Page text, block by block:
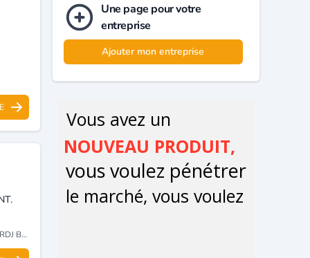
Une page pour votre
entreprise
Ajouter mon entreprise